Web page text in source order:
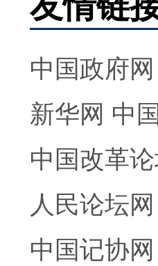
中国政府网
新华网 中
中国改革
人民论坛网
中国记协网